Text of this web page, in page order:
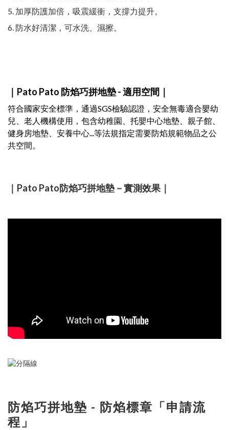
5. 加厚防護加倍，吸震緩衝，支撐力提升。
6. 防水好清潔，可水洗、濕擦。
｜Pato Pato 防焰巧拼地墊 - 適用空間｜
符合國家安全標準，通過SGS檢驗認證，安全無毒適合嬰幼
兒、老人機構使用，包含幼稚園、托嬰中心地墊、親子館、
健身房地墊、安養中心...等法規指定需要防焰規範物品之公
共空間。
｜Pato Pato防焰巧拼地墊－實測效果｜
防焰巧拼地墊 - 防焰標章「申請流
程」